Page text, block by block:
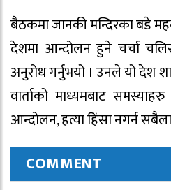
बैठकमा जानकी मन्दिरका बडे
देशमा आन्दोलन हुने चर्चा
अनुरोध गर्नुभयो । उनले यो देश
वार्ताको माध्यमबाट
आन्दोलन, हत्या हिंसा नगर्न
COMMENT